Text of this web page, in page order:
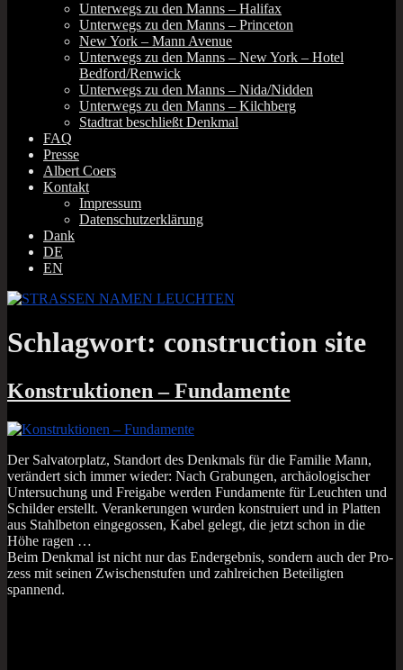
Unterwegs zu den Manns – Halifax
Unterwegs zu den Manns – Princeton
New York – Mann Avenue
Unterwegs zu den Manns – New York – Hotel
Bedford/Renwick
Unterwegs zu den Manns – Nida/Nidden
Unterwegs zu den Manns – Kilchberg
Stadtrat beschließt Denkmal
FAQ
Presse
Albert Coers
Kontakt
Impressum
Datenschutzerklärung
Dank
DE
EN
Schlagwort: construction site
Konstruktionen – Fundamente
Der Sal­va­tor­platz, Stand­ort des Denk­mals für die Fami­lie Mann,
ver­än­dert sich immer wie­der: Nach Gra­bun­gen, archäo­lo­gi­scher
Unter­su­chung und Frei­ga­be wer­den Fun­da­men­te für Leuch­ten und
Schil­der erstellt. Ver­an­ke­run­gen wur­den kon­stru­iert und in Plat­ten
aus Stahl­be­ton ein­ge­gos­sen, Kabel gelegt, die jetzt schon in die
Höhe ragen …
Beim Denk­mal ist nicht nur das End­ergeb­nis, son­dern auch der Pro­
zess mit sei­nen Zwi­schen­stu­fen und zahl­rei­chen Betei­lig­ten
spannend.